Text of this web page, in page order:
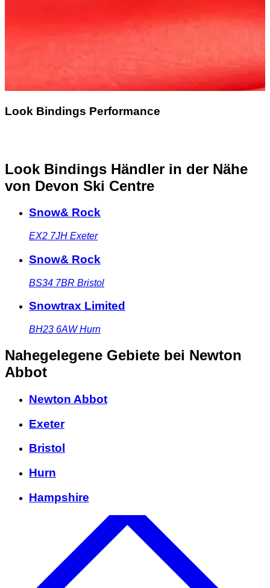
Look Bindings Performance
Look Bindings Händler in der Nähe
von Devon Ski Centre
Snow& Rock
EX2 7JH Exeter
Snow& Rock
BS34 7BR Bristol
Snowtrax Limited
BH23 6AW Hurn
Nahegelegene Gebiete bei Newton
Abbot
Newton Abbot
Exeter
Bristol
Hurn
Hampshire